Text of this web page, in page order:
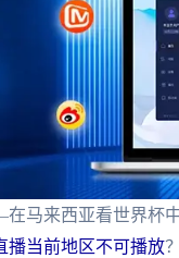
马来西亚看世界杯
播当前地区不可播放